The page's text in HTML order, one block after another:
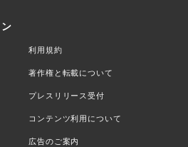
利用規約
著作権と転載について
プレスリリース受付
コンテンツ利用について
広告のご案内